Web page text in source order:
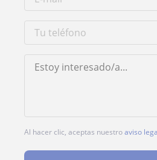
Al hacer clic, aceptas nuestroaviso